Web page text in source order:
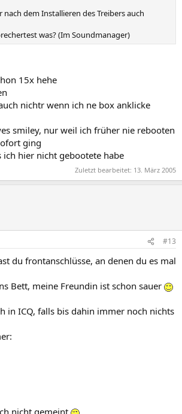
nach dem Installieren des Treibers auch
was? (Im Soundmanager)
15x hehe
nichtr wenn ich ne box anklicke
smiley, nur weil ich früher nie rebooten
ging
ich hier nicht gebootete habe
Zuletzt bearbeitet: 13. März 2005
#13
du frontanschlüsse, an denen du es mal
Bett, meine Freundin ist schon sauer
in ICQ, falls bis dahin immer noch nichts
nicht gemeint